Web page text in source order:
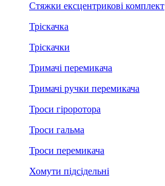
Стяжки ексцентрикові комплект
Тріскачка
Тріскачки
Тримачі перемикача
Тримачі ручки перемикача
Троси гіроротора
Троси гальма
Троси перемикача
Хомути підсідельні